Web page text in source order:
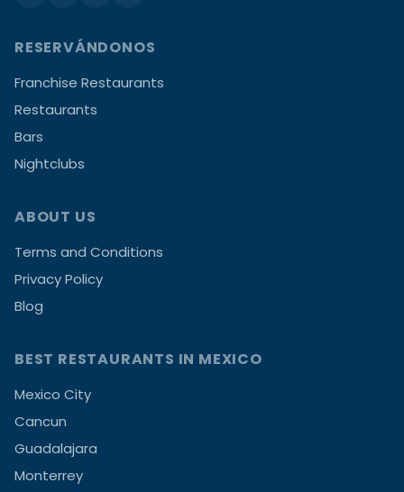
RESERVÁNDONOS
Franchise Restaurants
Restaurants
Bars
Nightclubs
ABOUT US
Terms and Conditions
Privacy Policy
Blog
BEST RESTAURANTS IN MEXICO
Mexico City
Cancun
Guadalajara
Monterrey